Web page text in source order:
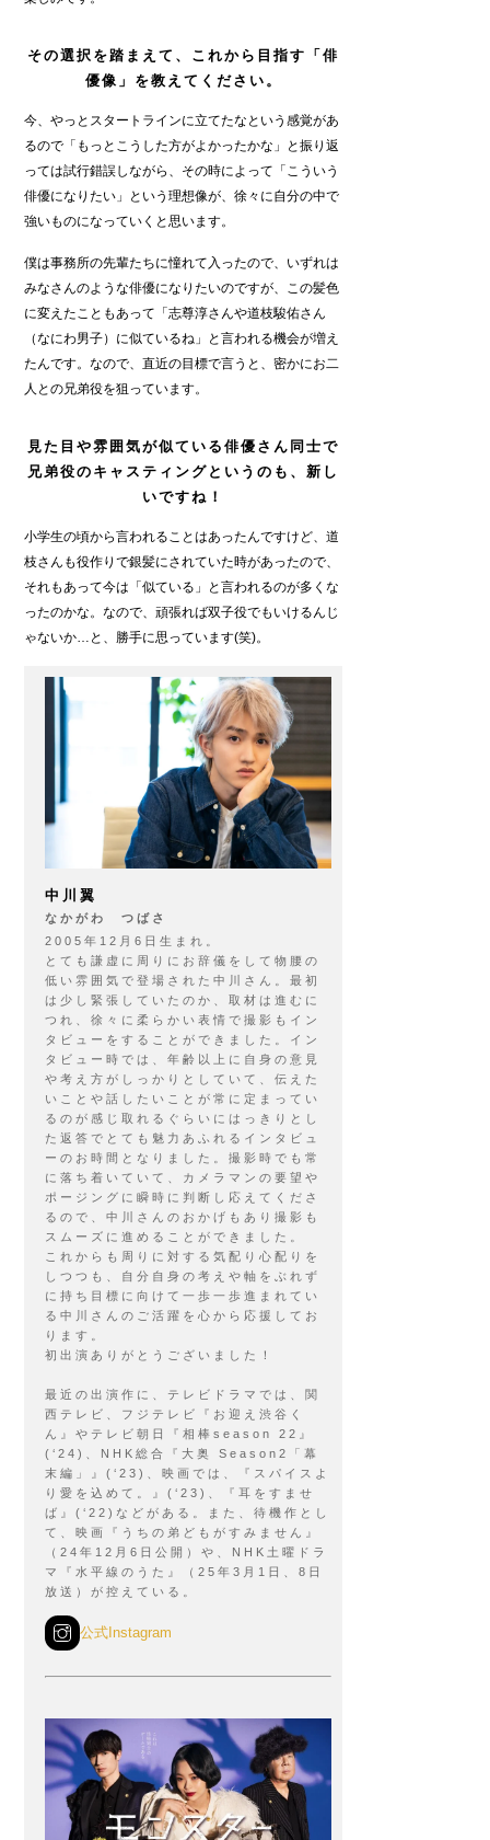
その選択を踏まえて、これから目指す「俳
優像」を教えてください。
今、やっとスタートラインに立てたなという感覚があ
るので「もっとこうした方がよかったかな」と振り返
っては試行錯誤しながら、その時によって「こういう
俳優になりたい」という理想像が、徐々に自分の中で
強いものになっていくと思います。
僕は事務所の先輩たちに憧れて入ったので、いずれは
みなさんのような俳優になりたいのですが、この髪色
に変えたこともあって「志尊淳さんや道枝駿佑さん
（なにわ男子）に似ているね」と言われる機会が増え
たんです。なので、直近の目標で言うと、密かにお二
人との兄弟役を狙っています。
見た目や雰囲気が似ている俳優さん同士で
兄弟役のキャスティングというのも、新し
いですね！
小学生の頃から言われることはあったんですけど、道
枝さんも役作りで銀髪にされていた時があったので、
それもあって今は「似ている」と言われるのが多くな
ったのかな。なので、頑張れば双子役でもいけるんじ
ゃないか…と、勝手に思っています(笑)。
中川翼
なかがわ つばさ
2005年12月6日生まれ。
とても謙虚に周りにお辞儀をして物腰の
低い雰囲気で登場された中川さん。最初
は少し緊張していたのか、取材は進むに
つれ、徐々に柔らかい表情で撮影もイン
タビューをすることができました。イン
タビュー時では、年齢以上に自身の意見
や考え方がしっかりとしていて、伝えた
いことや話したいことが常に定まってい
るのが感じ取れるぐらいにはっきりとし
た返答でとても魅力あふれるインタビュ
ーのお時間となりました。撮影時でも常
に落ち着いていて、カメラマンの要望や
ポージングに瞬時に判断し応えてくださ
るので、中川さんのおかげもあり撮影も
スムーズに進めることができました。
これからも周りに対する気配り心配りを
しつつも、自分自身の考えや軸をぶれず
に持ち目標に向けて一歩一歩進まれてい
る中川さんのご活躍を心から応援してお
ります。
初出演ありがとうございました！
最近の出演作に、テレビドラマでは、関
西テレビ、フジテレビ『お迎え渋谷く
ん』やテレビ朝日『相棒season 22』
(‘24)、NHK総合『大奥 Season2「幕
末編」』(‘23)、映画では、『スパイスよ
り愛を込めて。』(‘23)、『耳をすませ
ば』(‘22)などがある。また、待機作とし
て、映画『うちの弟どもがすみません』
（24年12月6日公開）や、NHK土曜ドラ
マ『水平線のうた』（25年3月1日、8日
放送）が控えている。
公式Instagram